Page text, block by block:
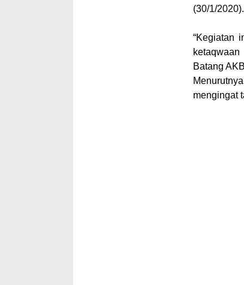
(30/1/2020).
“Kegiatan
Batang
mengingat